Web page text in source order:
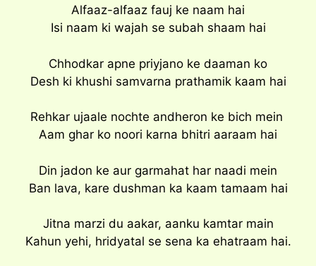
Alfaaz-alfaaz fauj ke naam hai
Isi naam ki wajah se subah shaam hai
Chhodkar apne priyjano ke daaman ko
Desh ki khushi samvarna prathamik kaam hai
Rehkar ujaale nochte andheron ke bich mein
Aam ghar ko noori karna bhitri aaraam hai
Din jadon ke aur garmahat har naadi mein
Ban lava, kare dushman ka kaam tamaam hai
Jitna marzi du aakar, aanku kamtar main
Kahun yehi, hridyatal se sena ka ehatraam hai.